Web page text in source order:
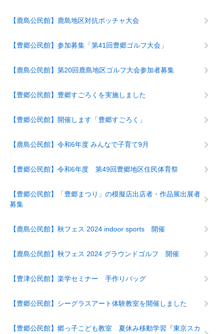
【鹿島公民館】鹿島地区対抗ボッチャ大会
【豊郷公民館】参加募集「第41回豊郷ゴルフ大会」
【鹿島公民館】第20回鹿島地区ゴルフ大会参加者募集
【豊郷公民館】豊郷すごろくを実施しました
【豊郷公民館】開催します「豊郷すごろく」
【鹿島公民館】令和6年度 みんなで子育て9月
【豊郷公民館】令和6年度 第49回豊郷地区住民体育祭
【豊郷公民館】「豊郷まつり」の模擬店出店者・作品展出展者
募集
【鹿島公民館】秋フェス 2024 indoor sports 開催
【鹿島公民館】秋フェス 2024 グラウンドゴルフ 開催
【豊津公民館】楽学セミナー 手作りバッグ
【豊郷公民館】シーグラスアート体験教室を開催しました
【豊郷公民館】郷っ子こども教室 夏休み移動学習『東京スカ